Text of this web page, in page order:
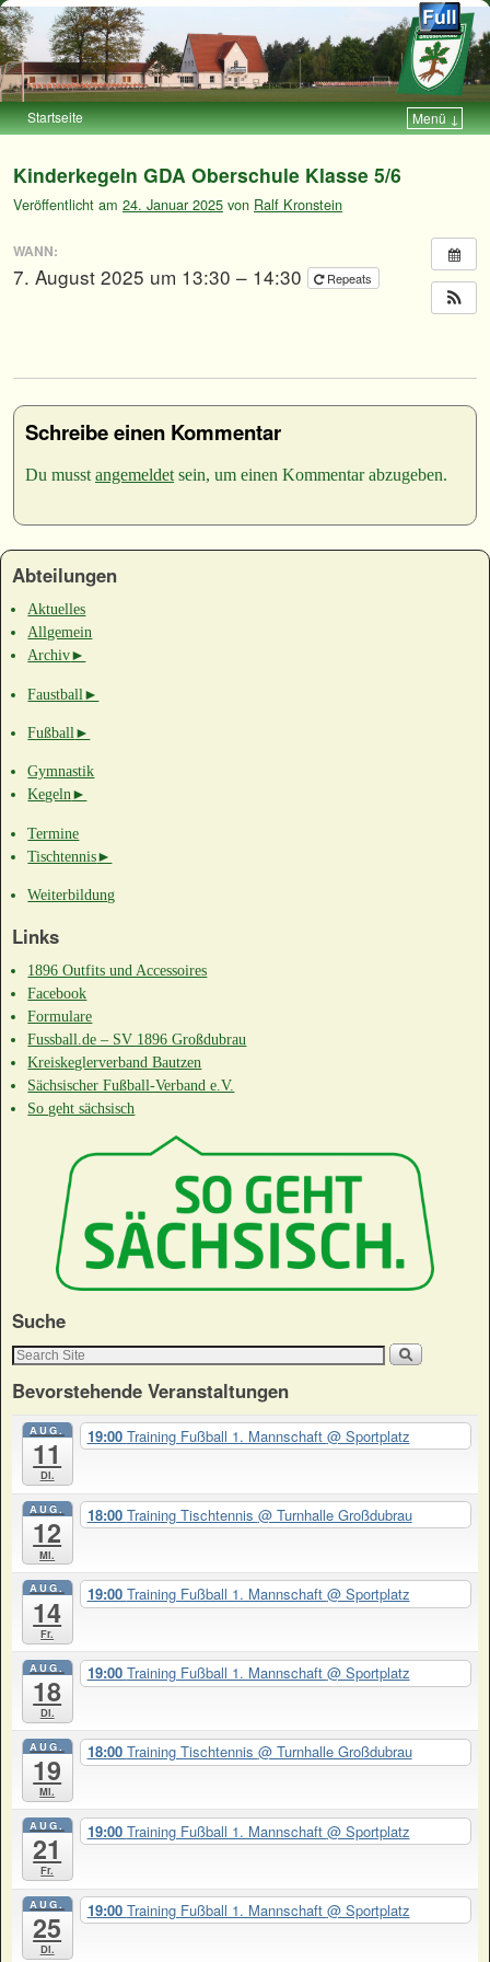
Startseite Menü ↓
Kinderkegeln GDA Oberschule Klasse 5/6
Veröffentlicht am 24. Januar 2025 von Ralf Kronstein
WANN:
7. August 2025 um 13:30 – 14:30 Repeats
Schreibe einen Kommentar
Du musst angemeldet sein, um einen Kommentar abzugeben.
Abteilungen
Aktuelles
Allgemein
Archiv►
Faustball►
Fußball►
Gymnastik
Kegeln►
Termine
Tischtennis►
Weiterbildung
Links
1896 Outfits und Accessoires
Facebook
Formulare
Fussball.de – SV 1896 Großdubrau
Kreiskeglerverband Bautzen
Sächsischer Fußball-Verband e.V.
So geht sächsisch
Suche
Bevorstehende Veranstaltungen
AUG.
11
Di.
19:00 Training Fußball 1. Mannschaft @ Sportplatz
AUG.
12
Mi.
18:00 Training Tischtennis @ Turnhalle Großdubrau
AUG.
14
Fr.
19:00 Training Fußball 1. Mannschaft @ Sportplatz
AUG.
18
Di.
19:00 Training Fußball 1. Mannschaft @ Sportplatz
AUG.
19
Mi.
18:00 Training Tischtennis @ Turnhalle Großdubrau
AUG.
21
Fr.
19:00 Training Fußball 1. Mannschaft @ Sportplatz
AUG.
25
Di.
19:00 Training Fußball 1. Mannschaft @ Sportplatz